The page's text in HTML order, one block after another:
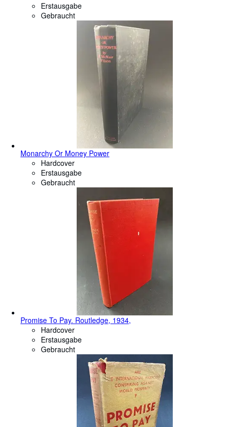
Erstausgabe
Gebraucht
Monarchy Or Money Power
Hardcover
Erstausgabe
Gebraucht
Promise To Pay. Routledge, 1934,
Hardcover
Erstausgabe
Gebraucht